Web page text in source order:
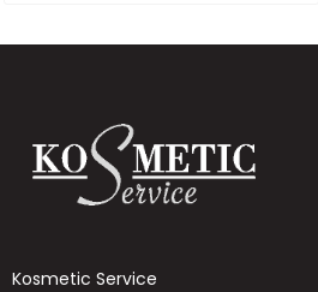
Kosmetic Service